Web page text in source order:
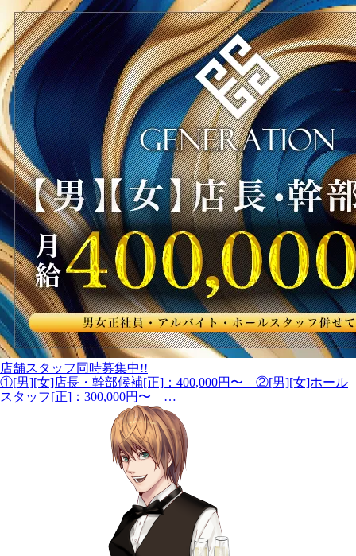
店舗スタッフ同時募集中!!
①[男][女]店長・幹部候補[正]：400,000円〜 ②[男][女]ホール
スタッフ[正]：300,000円〜 …